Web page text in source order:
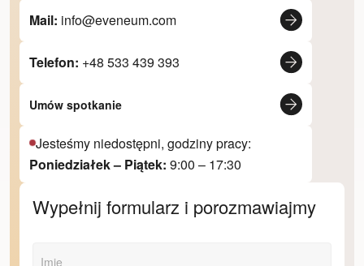
Mail: info@eveneum.com
Telefon: +48 533 439 393
Umów spotkanie
Jesteśmy niedostępni, godziny pracy:
Poniedziałek – Piątek: 9:00 – 17:30
Wypełnij formularz i porozmawiajmy